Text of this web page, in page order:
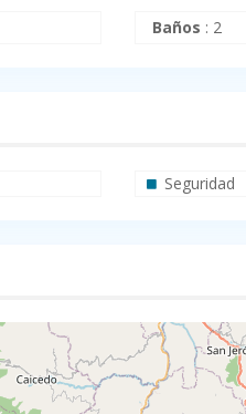
Baños : 2
Seguridad